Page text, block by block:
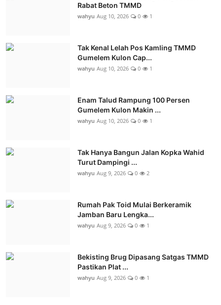
Rabat Beton TMMD
wahyu Aug 10, 2026 0 1
Tak Kenal Lelah Pos Kamling TMMD
Gumelem Kulon Cap...
wahyu Aug 10, 2026 0 1
Enam Talud Rampung 100 Persen
Gumelem Kulon Makin ...
wahyu Aug 10, 2026 0 1
Tak Hanya Bangun Jalan Kopka Wahid
Turut Dampingi ...
wahyu Aug 9, 2026 0 2
Rumah Pak Toid Mulai Berkeramik
Jamban Baru Lengka...
wahyu Aug 9, 2026 0 1
Bekisting Brug Dipasang Satgas TMMD
Pastikan Plat ...
wahyu Aug 9, 2026 0 1